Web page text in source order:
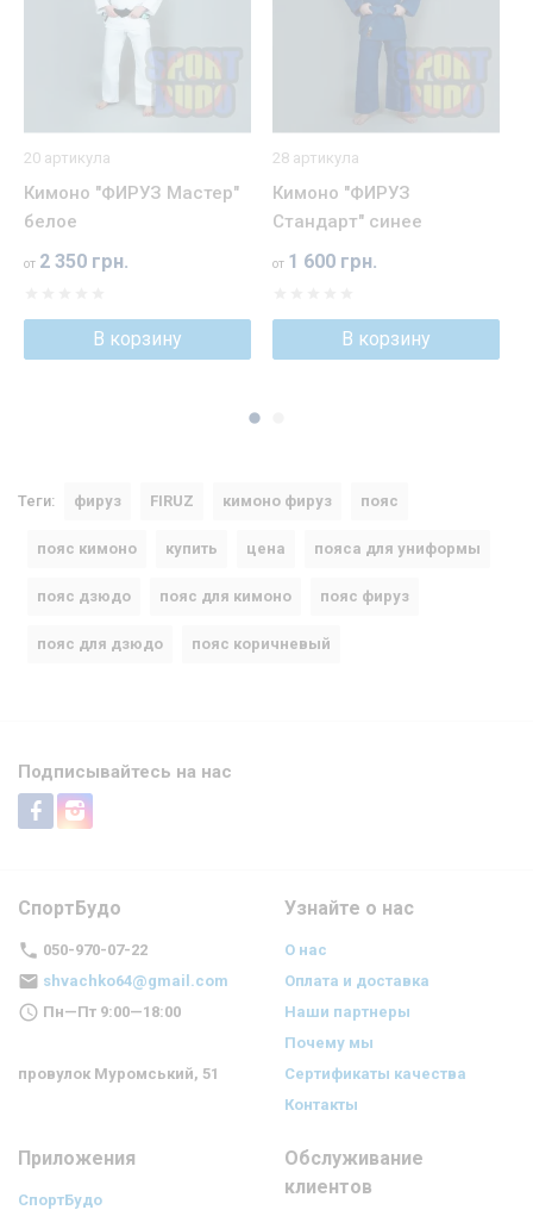
20 артикула
Кимоно "ФИРУЗ Мастер"
белое
от 2 350 грн.
В корзину
28 артикула
Кимоно "ФИРУЗ
Стандарт" синее
от 1 600 грн.
В корзину
Теги: фируз FIRUZ кимоно фируз пояс
пояс кимоно купить цена пояса для униформы
пояс дзюдо пояс для кимоно пояс фируз
пояс для дзюдо пояс коричневый
Подписывайтесь на нас
СпортБудо
050-970-07-22
shvachko64@gmail.com
Пн—Пт 9:00—18:00
провулок Муромський, 51
Узнайте о нас
О нас
Оплата и доставка
Наши партнеры
Почему мы
Сертификаты качества
Контакты
Приложения
СпортБудо
Обслуживание
клиентов